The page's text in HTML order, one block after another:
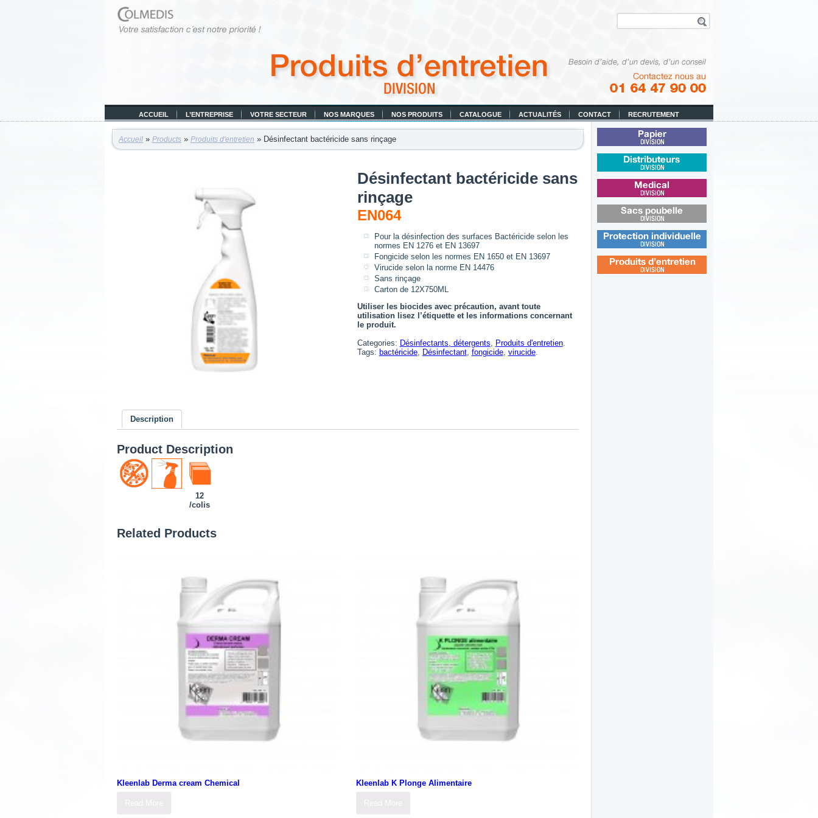
ACCUEIL L’ENTREPRISE VOTRE SECTEUR NOS MARQUES NOS PRODUITS CATALOGUE ACTUALITÉS CONTACT RECRUTEMENT
Accueil » Products » Produits d'entretien » Désinfectant bactéricide sans rinçage
Désinfectant bactéricide sans
rinçage
EN064
Pour la désinfection des surfaces Bactéricide selon les
normes EN 1276 et EN 13697
Fongicide selon les normes EN 1650 et EN 13697
Virucide selon la norme EN 14476
Sans rinçage
Carton de 12X750ML
Utiliser les biocides avec précaution, avant toute
utilisation lisez l’étiquette et les informations concernant
le produit.
Categories: Désinfectants, détergents, Produits d'entretien.
Tags: bactéricide, Désinfectant, fongicide, virucide.
Description
Product Description
12
/colis
Related Products
Kleenlab Derma cream Chemical Kleenlab K Plonge Alimentaire